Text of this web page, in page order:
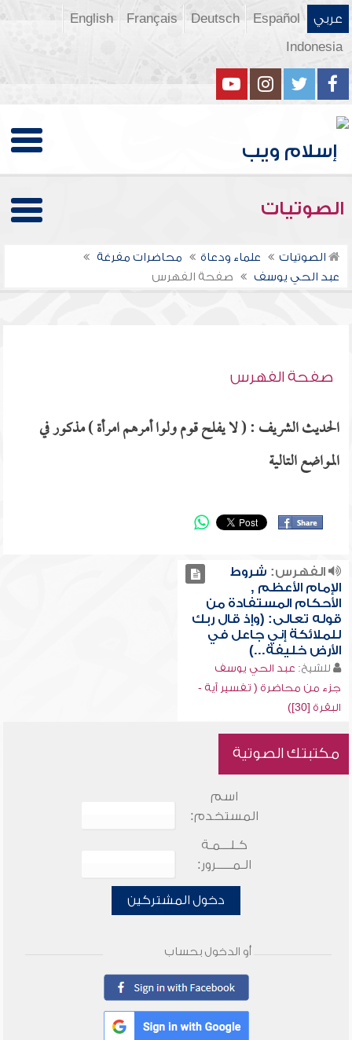
عربي Español
Deutsch
Français
English
Indonesia
الصوتيات
الصوتيات علماء ودعاة
محاضرات مفرغة
عبد الحي يوسف
صفحة الفهرس
صفحة الفهرس
الحديث الشريف : ( لا يفلح قوم ولوا أمرهم امرأة ) مذكور في
المواضع التالية
الفهرس: شروط
الإمام الأعظم ,
الأحكام المستفادة من
قوله تعالى: (وإذ قال ربك
للملائكة إني جاعل في
الأرض خليفة...)
للشيخ: عبد الحي يوسف
جزء من محاضرة ( تفسير آية -
البقرة [30])
مكتبتك الصوتية
اسم
المستخدم:
كـلـــمـة
الـمـــــرور:
دخول المشتركين
أو الدخول بحساب